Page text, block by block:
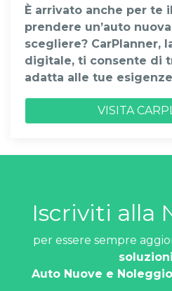
È arrivato anche per te
prendere un’auto
scegliere? CarPlanner,
digitale, ti consente di
adatta alle tue
VISITA
Iscriviti alla
per essere sempre
soluzioni
Auto Nuove e